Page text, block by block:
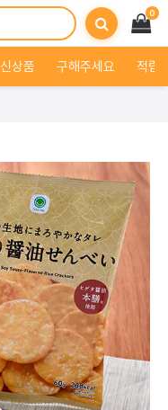
0
신상품 구해주세요 적립